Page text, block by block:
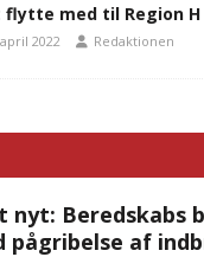
med til Region H
2022 Redaktionen
nyt: Beredskabs
pågribelse af